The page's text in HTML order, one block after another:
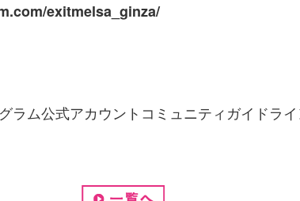
exitmelsa_ginza/
ラム公式アカウントコミュニティガイドラ